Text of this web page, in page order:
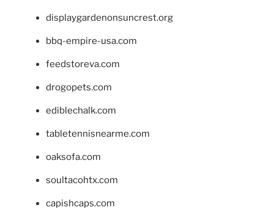
displaygardenonsuncrest.org
bbq-empire-usa.com
feedstoreva.com
drogopets.com
ediblechalk.com
tabletennisnearme.com
oaksofa.com
soultacohtx.com
capishcaps.com